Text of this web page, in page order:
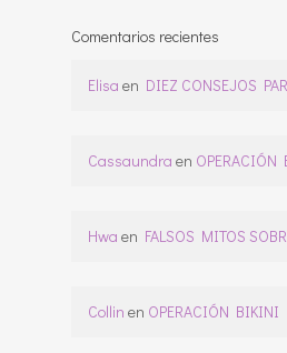
Comentarios recientes
Elisa en DIEZ CONSEJOS
Cassaundra en OPERACIÓN
Hwa en FALSOS MITOS
Collin en OPERACIÓN BIKINI